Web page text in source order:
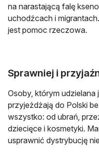
na narastającą falę
uchodźcach i
jest pomoc rzeczowa.
Sprawniej i
Osoby, którym
przyjeżdżają do Polski
wszystko: od ubrań,
dziecięce i kosmetyki.
usprawnić dystrybucję